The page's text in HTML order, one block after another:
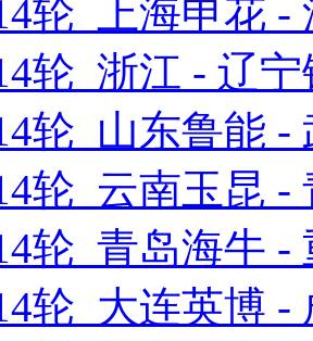
轮 上海申花 -
轮 浙江 - 辽
轮 山东鲁能 -
轮 云南玉昆 -
轮 青岛海牛 -
轮 大连英博 -